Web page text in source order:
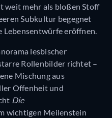
weit mehr als bloßen Stoff
Subkultur begegnet
Lebensentwürfe eröffnen.
lesbischer
Rollenbilder richtet –
Mischung aus
Offenheit und
Die
wichtigen Meilenstein